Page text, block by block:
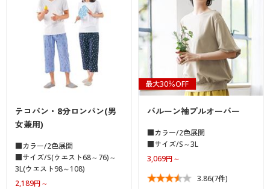
テコパン・8分ロンパン(男
女兼用)
■カラー/2色展開
■サイズ/S(ウエスト68～76)～
3L(ウエスト98～108)
2,189円～
最大30％OFF
バルーン袖プルオーバー
■カラー/2色展開
■サイズ/S～3L
3,069円～
3.86(7件)